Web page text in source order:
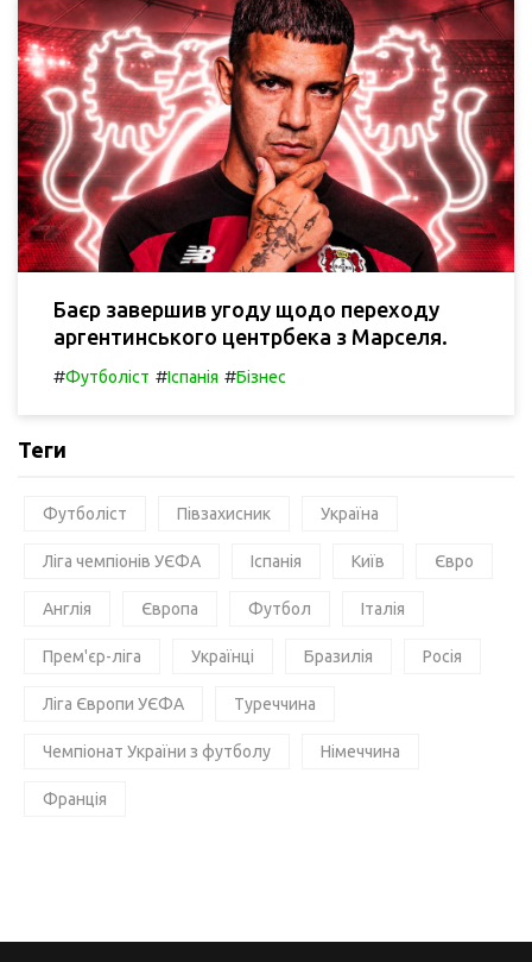
Баєр завершив угоду щодо переходу
аргентинського центрбека з Марселя.
#Футболіст #Іспанія #Бізнес
Теги
Футболіст Півзахисник Україна
Ліга чемпіонів УЄФА Іспанія Київ Євро
Англія Європа Футбол Італія
Прем'єр-ліга Українці Бразилія Росія
Ліга Європи УЄФА Туреччина
Чемпіонат України з футболу Німеччина
Франція